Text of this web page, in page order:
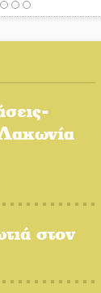
με «Γιορτή
της
διαλόγου
και παράδοση
στην
για ένα
στον